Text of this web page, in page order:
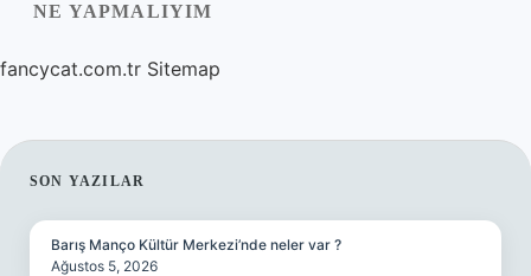
NE YAPMALIYIM
fancycat.com.tr Sitemap
SIDEBAR
SON YAZILAR
Barış Manço Kültür Merkezi’nde neler var ?
Ağustos 5, 2026